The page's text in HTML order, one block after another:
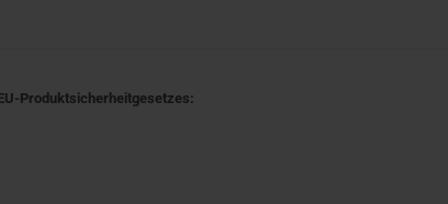
Produktsicherheitgesetzes: